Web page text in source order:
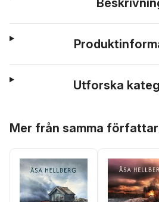
Utforska
Mer från samma